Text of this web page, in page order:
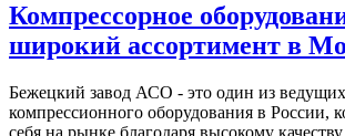
Компрессорное
широкий ассортимент в
Бежецкий завод АСО - это один из
компрессионного оборудования в России,
себя на рынке благодаря высокому